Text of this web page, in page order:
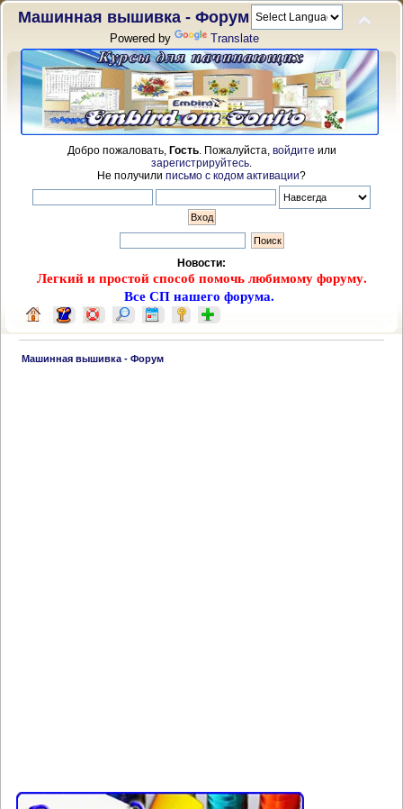
Машинная вышивка - Форум
Powered by Translate
Добро пожаловать, Гость. Пожалуйста, войдите или
зарегистрируйтесь
Не получили письмо с кодом активации?
Новости:
Легкий и простой способ помочь любимому форуму.
Все СП нашего форума.
Машинная вышивка - Форум